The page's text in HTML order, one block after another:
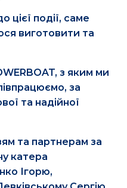
цієї події, саме
виготовити та
з яким ми
за
та надійної
та партнерам за
катера
Ігорю,